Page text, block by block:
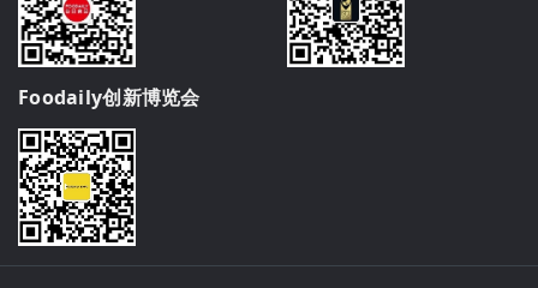
Foodaily创新博览会